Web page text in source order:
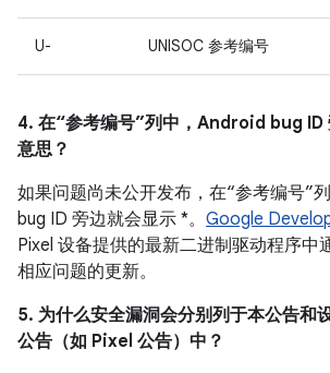
U- UNISOC 参考编号
4. 在“参考编号”列中，Android bug ID
意思？
如果问题尚未公开发布，在“参考编号”
bug ID 旁边就会显示 *。 Google
Pixel 设备提供的最新二进制驱动程序中
相应问题的更新。
5. 为什么安全漏洞会分别列于本公告和
公告（如 Pixel 公告）中？